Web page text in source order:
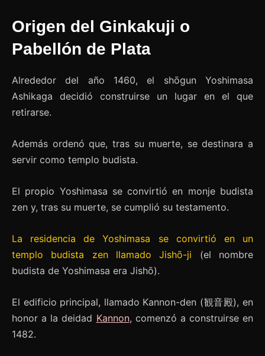
Origen del Ginkakuji o
Pabellón de Plata
Alrededor del año 1460, el shōgun Yoshimasa
Ashikaga decidió construirse un lugar en el que
retirarse.
Además ordenó que, tras su muerte, se destinara a
servir como templo budista.
El propio Yoshimasa se convirtió en monje budista
zen y, tras su muerte, se cumplió su testamento.
La residencia de Yoshimasa se convirtió en un
templo budista zen llamado Jishō-ji (el nombre
budista de Yoshimasa era Jishō).
El edificio principal, llamado Kannon-den (観音殿), en
honor a la deidad Kannon, comenzó a construirse en
1482.